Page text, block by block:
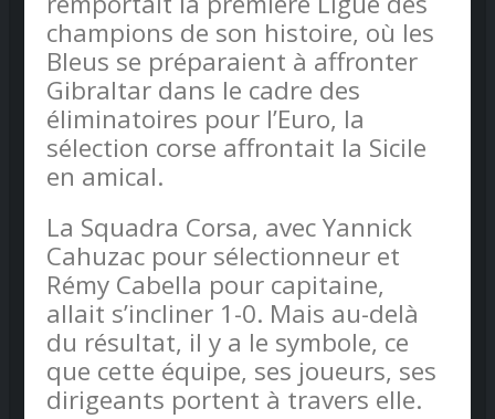
champions de son histoire, où les
Bleus se préparaient à affronter
Gibraltar dans le cadre des
éliminatoires pour l’Euro, la
sélection corse affrontait la Sicile
en amical.
La Squadra Corsa, avec Yannick
Cahuzac pour sélectionneur et
Rémy Cabella pour capitaine,
allait s’incliner 1-0. Mais au-delà
du résultat, il y a le symbole, ce
que cette équipe, ses joueurs, ses
dirigeants portent à travers elle.